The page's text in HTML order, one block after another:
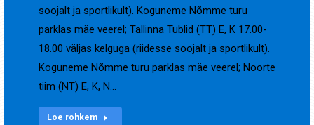
soojalt ja sportlikult). Koguneme Nõmme turu
parklas mäe veerel; Tallinna Tublid (TT) E, K 17.00-
18.00 väljas kelguga (riidesse soojalt ja sportlikult).
Koguneme Nõmme turu parklas mäe veerel; Noorte
tiim (NT) E, K, N…
Loe rohkem